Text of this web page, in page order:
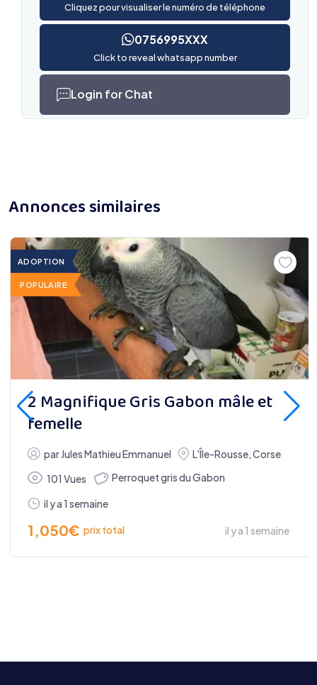
Cliquez pour visualiser le numéro de téléphone
0756995XXX
Click to reveal whatsapp number
Login for Chat
Annonces similaires
ADOPTION
POPULAIRE
2 Magnifique Gris Gabon mâle et
femelle
parJules Mathieu Emmanuel L'Île-Rousse,Corse
101 Vues
Perroquet gris du Gabon
il y a 1 semaine
1,050€ prix total il y a 1 semaine